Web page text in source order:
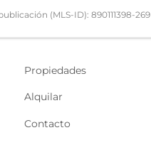
(MLS-ID): 890111398-269
Propiedades
Alquilar
Contacto